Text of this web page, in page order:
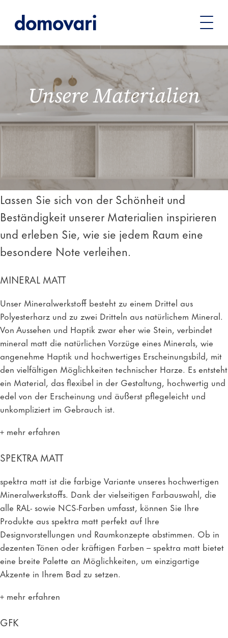
befinden
sich
Materialien
Unsere Materialien
Lassen Sie sich von der Schönheit und
Beständigkeit unserer Materialien inspirieren
und erleben Sie, wie sie jedem Raum eine
besondere Note verleihen.
MINERAL MATT
Unser Mineralwerkstoff besteht zu einem Drittel aus
Polyesterharz und zu zwei Dritteln aus natürlichem Mineral.
Von Aussehen und Haptik zwar eher wie Stein, verbindet
mineral matt die natürlichen Vorzüge eines Minerals, wie
angenehme Haptik und hochwertiges Erscheinungsbild, mit
den vielfältigen Möglichkeiten technischer Harze. Es entsteht
ein Material, das flexibel in der Gestaltung, hochwertig und
edel von der Erscheinung und äußerst pflegeleicht und
unkompliziert im Gebrauch ist.
mehr erfahren
SPEKTRA MATT
spektra matt ist die farbige Variante unseres hochwertigen
Mineralwerkstoffs. Dank der vielseitigen Farbauswahl, die
alle RAL- sowie NCS-Farben umfasst, können Sie Ihre
Produkte aus spektra matt perfekt auf Ihre
Designvorstellungen und Raumkonzepte abstimmen. Ob in
dezenten Tönen oder kräftigen Farben – spektra matt bietet
eine breite Palette an Möglichkeiten, um einzigartige
Akzente in Ihrem Bad zu setzen.
mehr erfahren
GFK